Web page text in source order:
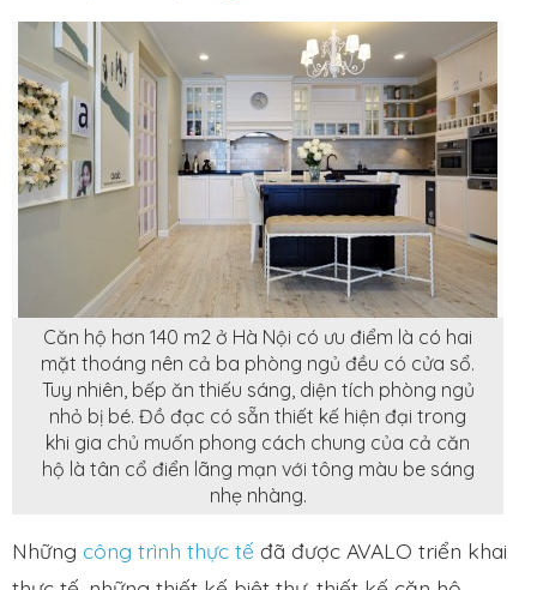
Căn hộ hơn 140 m2 ở Hà Nội có ưu điểm là có hai
mặt thoáng nên cả ba phòng ngủ đều có cửa sổ.
Tuy nhiên, bếp ăn thiếu sáng, diện tích phòng ngủ
nhỏ bị bé. Đồ đạc có sẵn thiết kế hiện đại trong
khi gia chủ muốn phong cách chung của cả căn
hộ là tân cổ điển lãng mạn với tông màu be sáng
nhẹ nhàng.
Những công trình thực tế đã được AVALO triển khai